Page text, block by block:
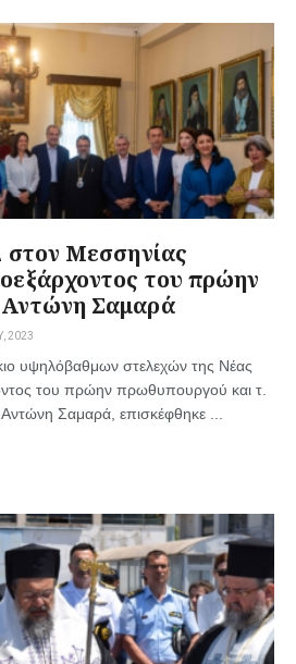
Μεσσηνίας
του πρώην
Σαμαρά
2023
υψηλόβαθμων στελεχών της Νέας
του πρώην πρωθυπουργού και τ.
Σαμαρά, επισκέφθηκε ...